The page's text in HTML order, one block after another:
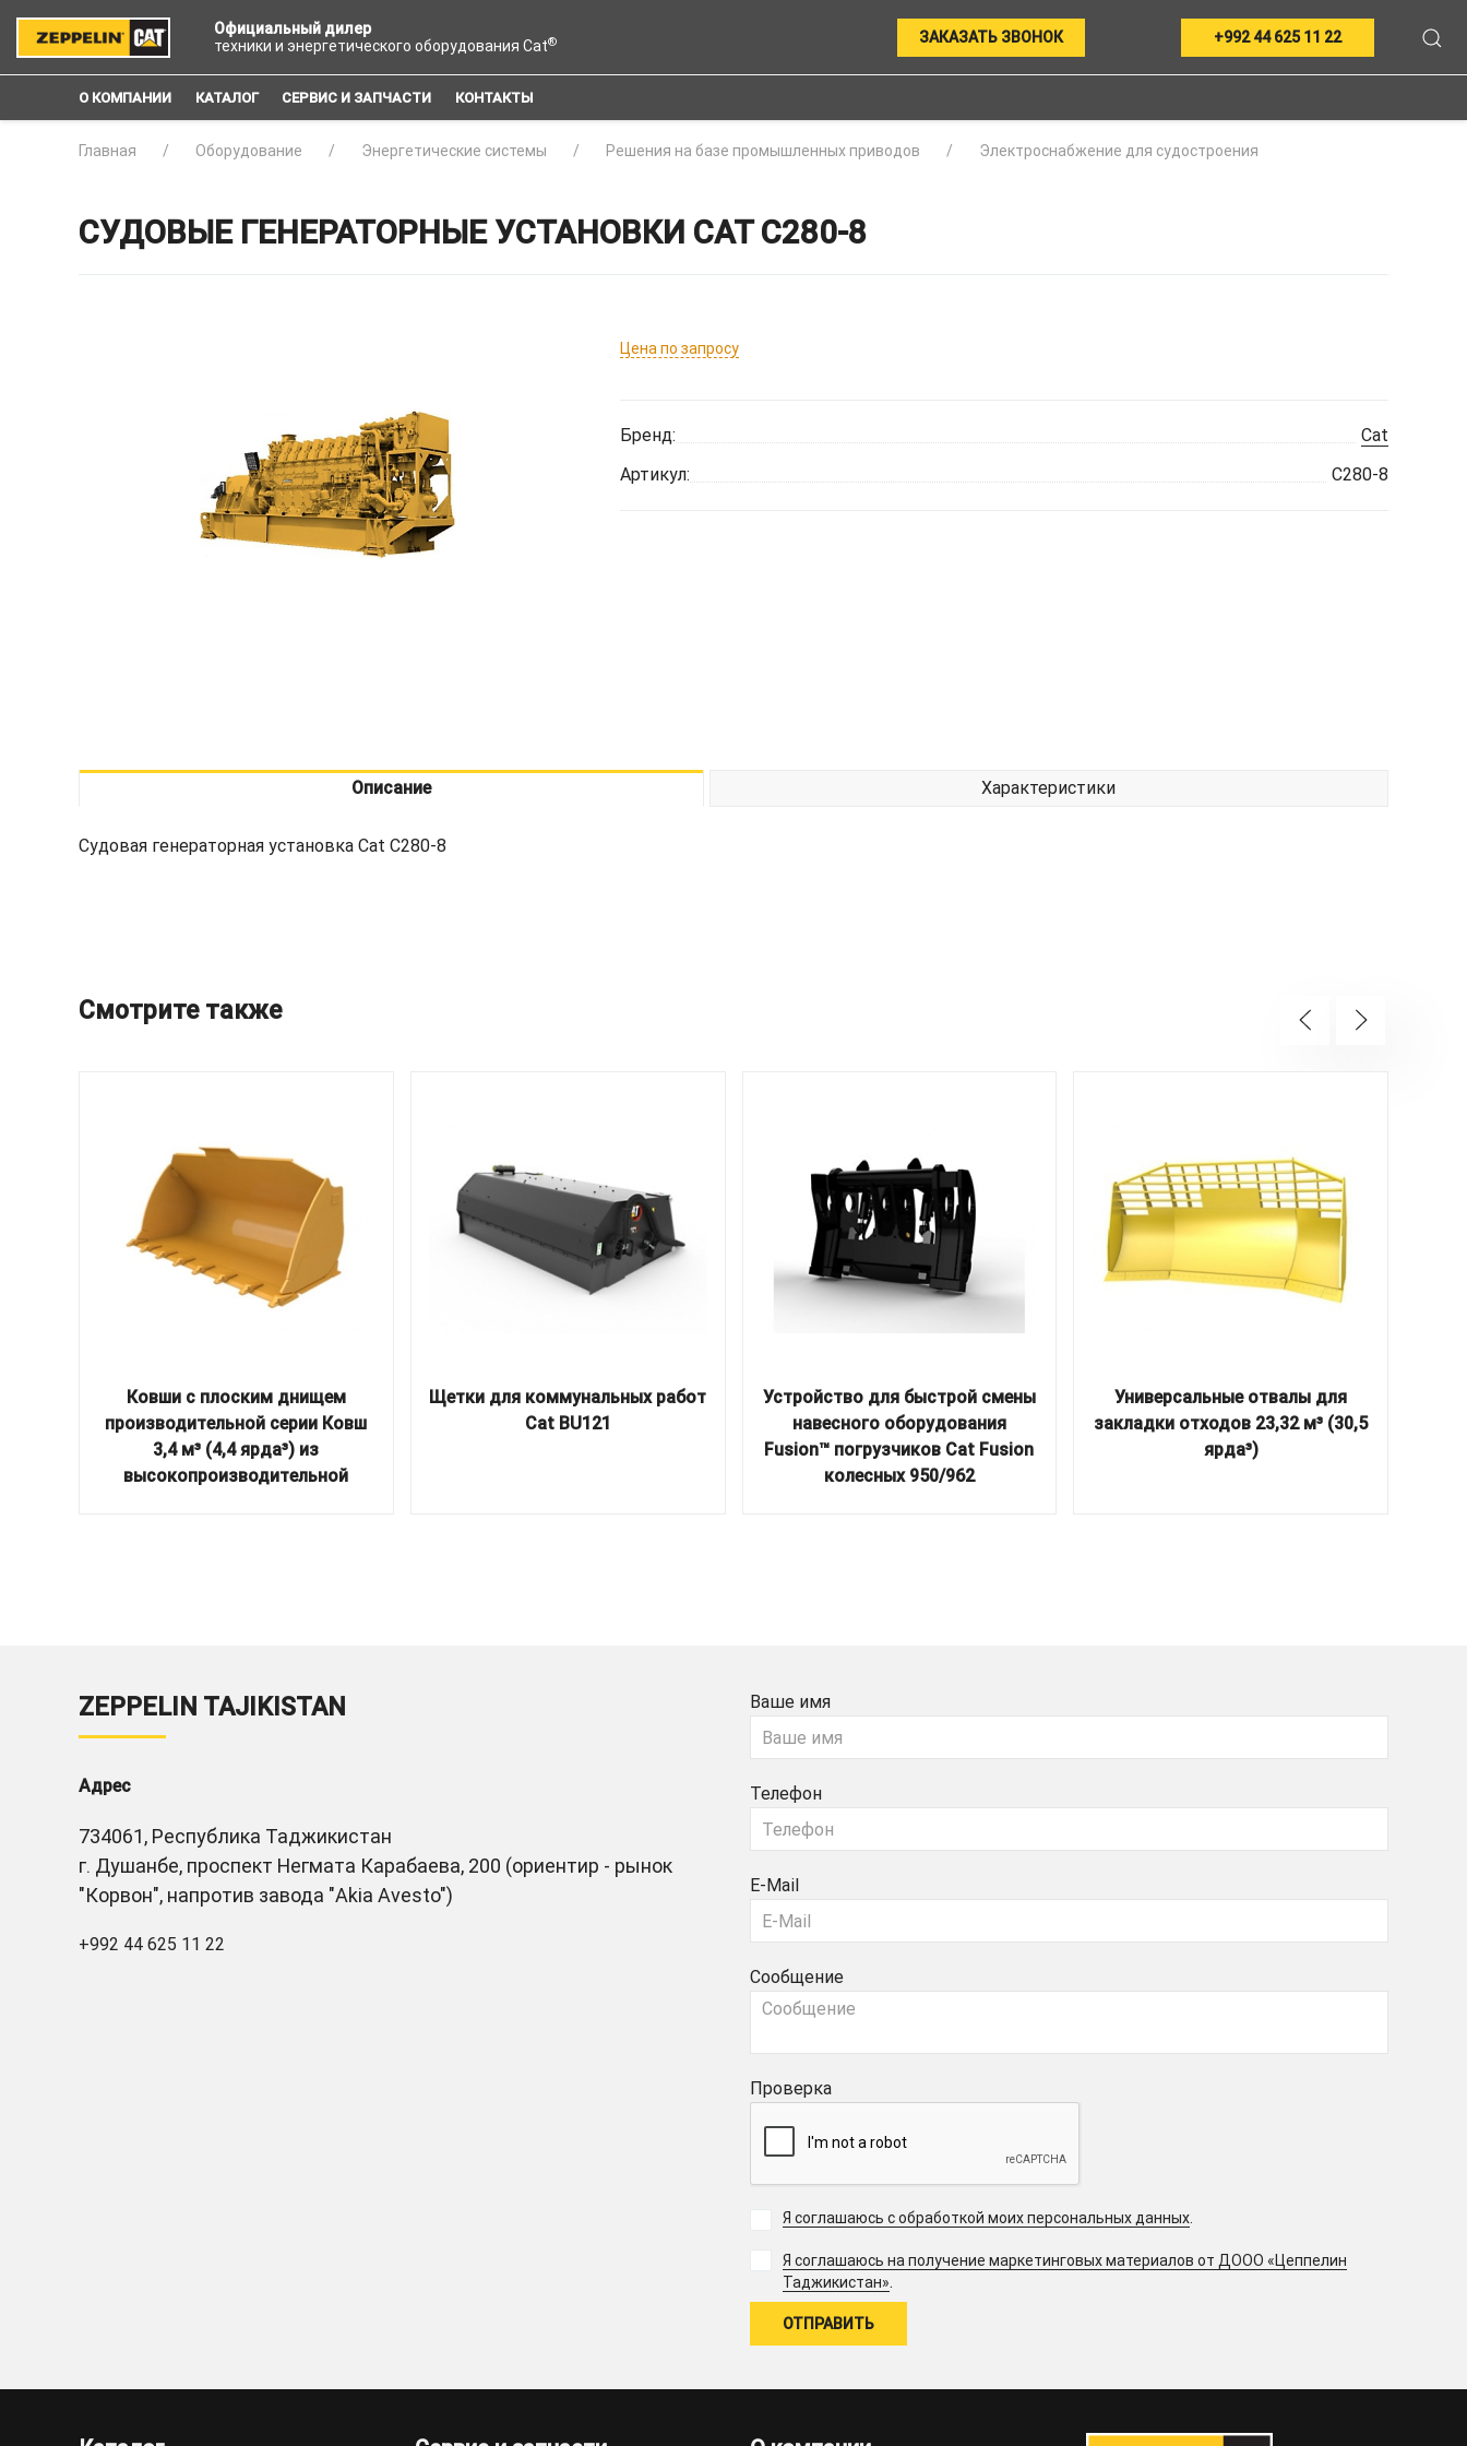
Официальный дилер
техники и энергетического оборудования Cat® ЗАКАЗАТЬ ЗВОНОК +992 44 625 11 22
О КОМПАНИИ КАТАЛОГ СЕРВИС И ЗАПЧАСТИ КОНТАКТЫ
Главная Оборудование Энергетические системы Решения на базе промышленных приводов Электроснабжение для судостроения
СУДОВЫЕ ГЕНЕРАТОРНЫЕ УСТАНОВКИ CAT C280-8
Цена по запросу
Бренд:
Cat
Артикул:
C280-8
Описание Характеристики
Судовая генераторная установка Cat C280-8
Смотрите также
Ковши с плоским днищем
производительной серии Ковш
3,4 м³ (4,4 ярда³) из
высокопроизводительной
Щетки для коммунальных работ
Cat BU121
Устройство для быстрой смены
навесного оборудования
Fusion™ погрузчиков Cat Fusion
колесных 950/962
Универсальные отвалы для
закладки отходов 23,32 м³ (30,5
ярда³)
ZEPPELIN TAJIKISTAN
Адрес
734061, Республика Таджикистан
г. Душанбе, проспект Негмата Карабаева, 200 (ориентир - рынок
"Корвон", напротив завода "Akia Avesto")
+992 44 625 11 22
Ваше имя
Телефон
E-Mail
Сообщение
Проверка
Я соглашаюсь с обработкой моих персональных данных
Я соглашаюсь на получение маркетинговых материалов от ДООО «Цеппелин
Таджикистан».